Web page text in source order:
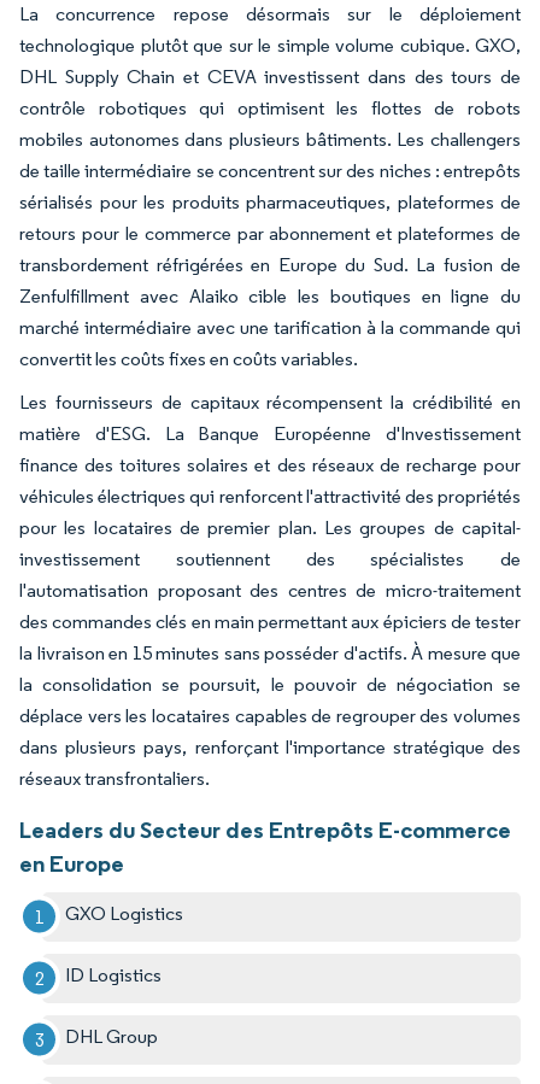
La concurrence repose désormais sur le déploiement
technologique plutôt que sur le simple volume cubique. GXO,
DHL Supply Chain et CEVA investissent dans des tours de
contrôle robotiques qui optimisent les flottes de robots
mobiles autonomes dans plusieurs bâtiments. Les challengers
de taille intermédiaire se concentrent sur des niches : entrepôts
sérialisés pour les produits pharmaceutiques, plateformes de
retours pour le commerce par abonnement et plateformes de
transbordement réfrigérées en Europe du Sud. La fusion de
Zenfulfillment avec Alaiko cible les boutiques en ligne du
marché intermédiaire avec une tarification à la commande qui
convertit les coûts fixes en coûts variables.
Les fournisseurs de capitaux récompensent la crédibilité en
matière d'ESG. La Banque Européenne d'Investissement
finance des toitures solaires et des réseaux de recharge pour
véhicules électriques qui renforcent l'attractivité des propriétés
pour les locataires de premier plan. Les groupes de capital-
investissement soutiennent des spécialistes de
l'automatisation proposant des centres de micro-traitement
des commandes clés en main permettant aux épiciers de tester
la livraison en 15 minutes sans posséder d'actifs. À mesure que
la consolidation se poursuit, le pouvoir de négociation se
déplace vers les locataires capables de regrouper des volumes
dans plusieurs pays, renforçant l'importance stratégique des
réseaux transfrontaliers.
Leaders du Secteur des Entrepôts E-commerce
en Europe
GXO Logistics
ID Logistics
DHL Group